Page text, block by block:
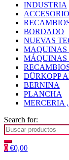
INDUSTRIA
BORDADO
NUEVAS
MAQUINAS
MÁQUINAS
DÜRKOPP
BERNINA
PLANCHA
MERCERIA
Search for:
0 €0,00